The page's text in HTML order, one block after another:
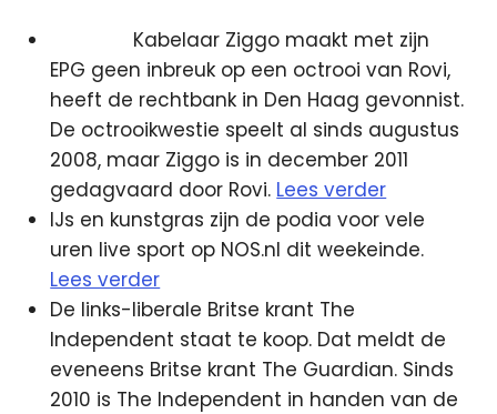
Kabelaar Ziggo maakt met zijn
EPG geen inbreuk op een octrooi van Rovi,
heeft de rechtbank in Den Haag gevonnist.
De octrooikwestie speelt al sinds augustus
2008, maar Ziggo is in december 2011
gedagvaard door Rovi. Lees verder
IJs en kunstgras zijn de podia voor vele
uren live sport op NOS.nl dit weekeinde.
Lees verder
De links-liberale Britse krant The
Independent staat te koop. Dat meldt de
eveneens Britse krant The Guardian. Sinds
2010 is The Independent in handen van de